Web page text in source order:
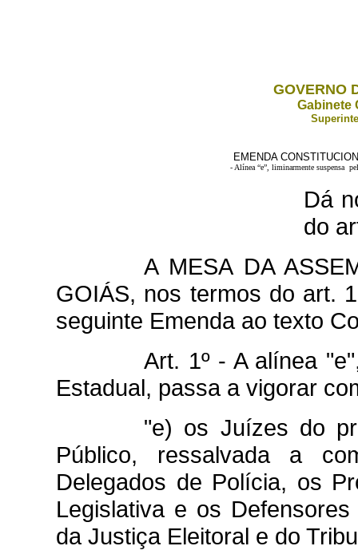
GOVERNO
Gabinete
EMENDA
- Alínea “e”, liminarmente suspensa
Dá
do
A MESA DA
GOIÁS, nos termos do art.
seguinte Emenda ao texto
Art. 1º - A alínea
Estadual, passa a vigorar
"e) os Juízes do
Público, ressalvada a
Delegados de Polícia, os
Legislativa e os
da Justiça Eleitoral e do